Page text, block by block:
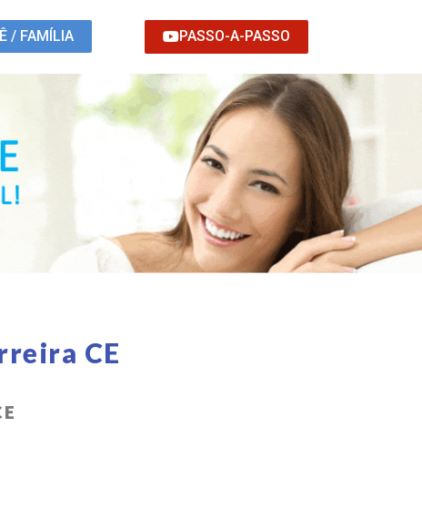
/ FAMÍLIA PASSO-A-PASSO
CE